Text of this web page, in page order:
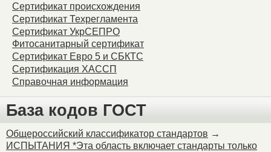
Сертификат происхождения
Сертификат Техрегламента
Сертификат УкрСЕПРО
Фитосанитарный сертификат
Сертификат Евро 5 и СБКТС
Сертификация ХАССП
Справочная информация
База кодов ГОСТ
Общероссийский классификатор стандартов →
ИСПЫТАНИЯ *Эта область включает стандарты только